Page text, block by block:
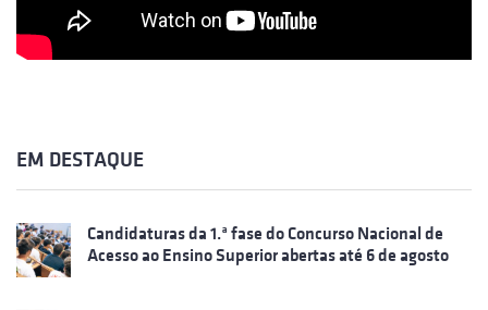
EM DESTAQUE
Candidaturas da 1.ª fase do Concurso Nacional de
Acesso ao Ensino Superior abertas até 6 de agosto